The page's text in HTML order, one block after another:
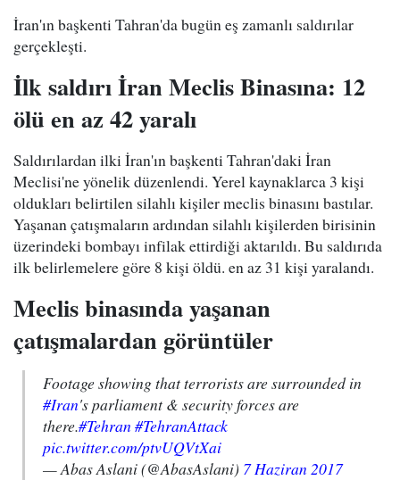
İran'ın başkenti Tahran'da bugün eş zamanlı saldırılar
gerçekleşti.
İlk saldırı İran Meclis Binasına: 12
ölü en az 42 yaralı
Saldırılardan ilki İran'ın başkenti Tahran'daki İran
Meclisi'ne yönelik düzenlendi. Yerel kaynaklarca 3 kişi
oldukları belirtilen silahlı kişiler meclis binasını bastılar.
Yaşanan çatışmaların ardından silahlı kişilerden birisinin
üzerindeki bombayı infilak ettirdiği aktarıldı. Bu saldırıda
ilk belirlemelere göre 8 kişi öldü. en az 31 kişi yaralandı.
Meclis binasında yaşanan
çatışmalardan görüntüler
Footage showing that terrorists are surrounded in
#Iran's parliament & security forces are
there.#Tehran #TehranAttack
pic.twitter.com/ptvUQVtXai
— Abas Aslani (@AbasAslani) 7 Haziran 2017